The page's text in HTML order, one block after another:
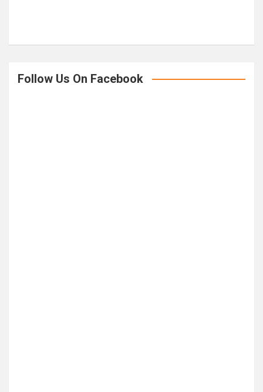
Follow Us On Facebook